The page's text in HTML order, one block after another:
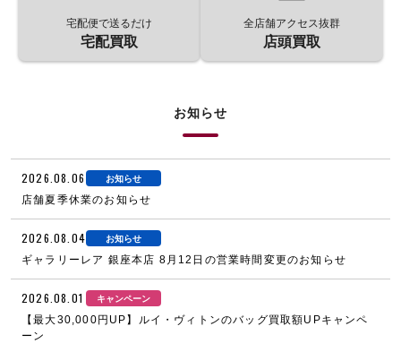
宅配便で送るだけ
宅配買取
全店舗アクセス抜群
店頭買取
お知らせ
2026.08.06 お知らせ
店舗夏季休業のお知らせ
2026.08.04 お知らせ
ギャラリーレア 銀座本店 8月12日の営業時間変更のお知らせ
2026.08.01 キャンペーン
【最大30,000円UP】ルイ・ヴィトンのバッグ買取額UPキャンペ
ーン